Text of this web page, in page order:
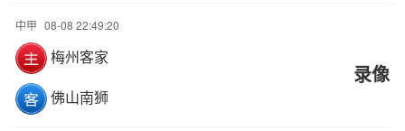
中甲 08-08 22:49:20
梅州客家
佛山南狮
录像